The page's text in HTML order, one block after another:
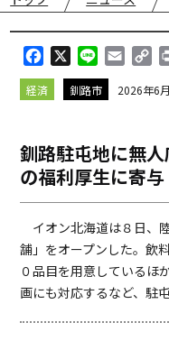
a
c
o
o
i
n
a
p
i
n
経済 釧路市 2026年6
釧路駐屯地に無
の福利厚生に寄与
イオン北海道は８日、
舗」をオープンした。飲
０品目を用意しているほ
画にも対応するなど、駐